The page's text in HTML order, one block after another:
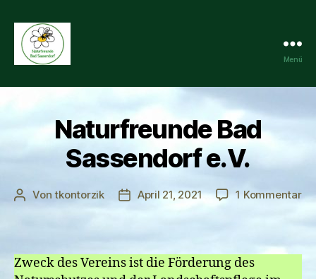
Bad
Sassendorf
Menü
Naturfreunde Bad
Sassendorf e.V.
Beitragsautor
Vontkontorzik Veröffentlichungsdatum
April 21, 2021 1 Kommentarzu
Zweck des Vereins ist die Förderung des